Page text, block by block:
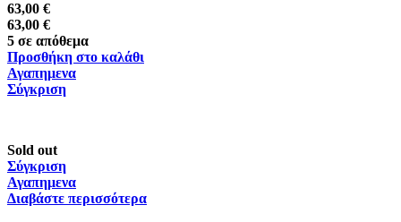
63,00 €
63,00 €
5 σε απόθεμα
Προσθήκη στο καλάθι
Αγαπημενα
Σύγκριση
Sold out
Σύγκριση
Αγαπημενα
Διαβάστε περισσότερα